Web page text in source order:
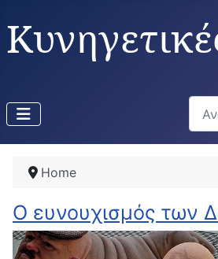
Home
Ο ευνουχισμός των